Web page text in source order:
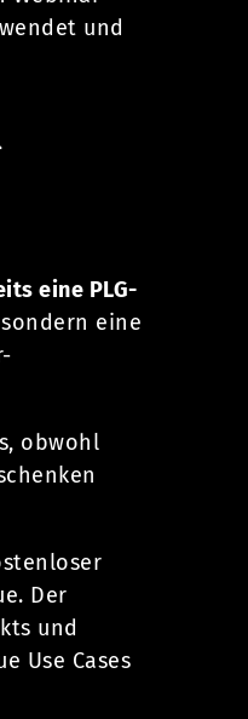
und
eine PLG-
eine
obwohl
Der
und
Use Cases